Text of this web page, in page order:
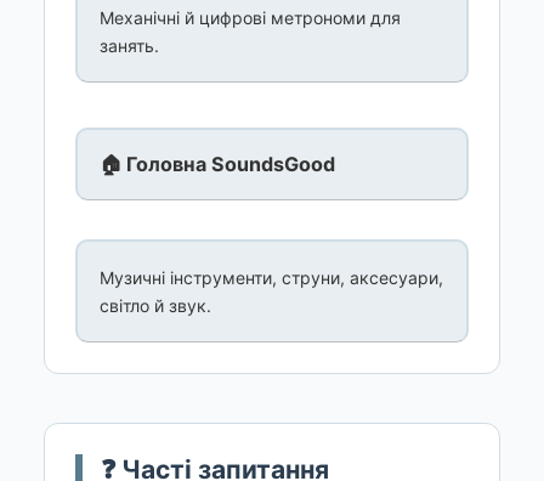
Механічні й цифрові метрономи для
занять.
🏠 Головна SoundsGood
Музичні інструменти, струни, аксесуари,
світло й звук.
❓ Часті запитання